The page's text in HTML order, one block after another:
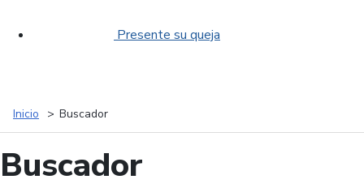
Presente su queja
Inicio Buscador
Buscador